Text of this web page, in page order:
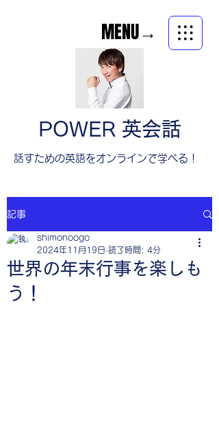
MENU→
POWER 英会話
​話すための英語をオンラインで学べる！
記事
世界の年末行事を楽しも
う！
shimonoogo
2024年11月19日 読了時間: 4分